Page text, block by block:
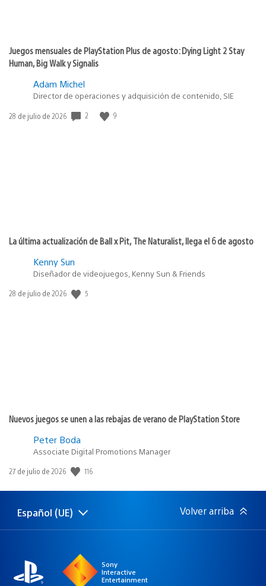
Juegos mensuales de PlayStation Plus de agosto: Dying Light 2 Stay
Human, Big Walk y Signalis
Adam Michel
Director de operaciones y adquisición de contenido, SIE
Fecha
28 de julio de 2026 2 9
La última actualización de Ball x Pit, The Naturalist, llega el 6 de agosto
Kenny Sun
Diseñador de videojuegos, Kenny Sun & Friends
Fecha
28 de julio de 2026 5
Nuevos juegos se unen a las rebajas de verano de PlayStation Store
Peter Boda
Associate Digital Promotions Manager
Fecha
publicación:
27 de julio de 2026 116
Selecciona
una
Región
actual:
Español (UE) Volver arriba
Sony
Interactive
Entertainment